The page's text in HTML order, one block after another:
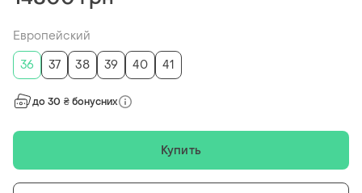
Европейский
36
37 38 39 40 41
до 30 ₴ бонусних
Купить